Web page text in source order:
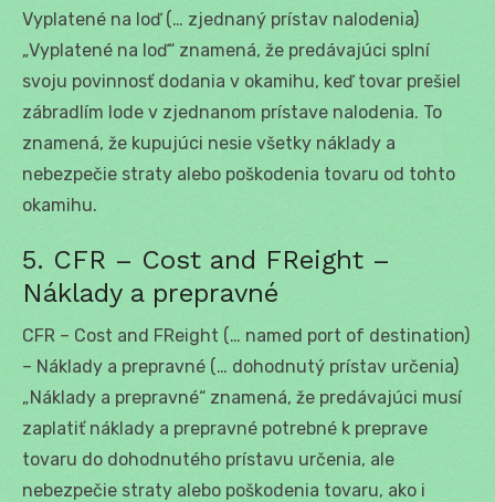
Vyplatené na loď (… zjednaný prístav nalodenia)
„Vyplatené na loď“ znamená, že predávajúci splní
svoju povinnosť dodania v okamihu, keď tovar prešiel
zábradlím lode v zjednanom prístave nalodenia. To
znamená, že kupujúci nesie všetky náklady a
nebezpečie straty alebo poškodenia tovaru od tohto
okamihu.
5. CFR – Cost and FReight –
Náklady a prepravné
CFR – Cost and FReight (… named port of destination)
– Náklady a prepravné (… dohodnutý prístav určenia)
„Náklady a prepravné“ znamená, že predávajúci musí
zaplatiť náklady a prepravné potrebné k preprave
tovaru do dohodnutého prístavu určenia, ale
nebezpečie straty alebo poškodenia tovaru, ako i